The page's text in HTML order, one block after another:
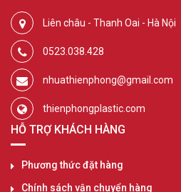
Liên châu - Thanh Oai - Hà Nội
0523.038.428
nhuathienphong@gmail.com
thienphongplastic.com
HỖ TRỢ KHÁCH HÀNG
Phương thức đặt hàng
Chính sách vận chuyển hàng